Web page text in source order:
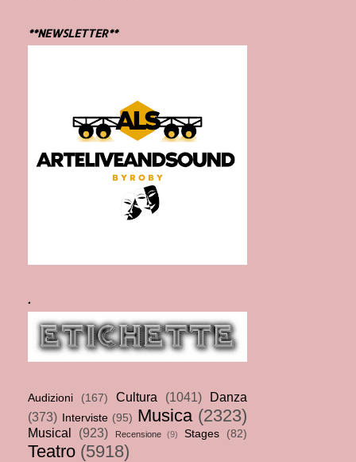
**NEWSLETTER**
.
Audizioni (167) Cultura (1041)
Danza
(373)
Interviste (95) Musica (2323)
Musical (923) Recensione (9) Stages (82)
Teatro (5918)